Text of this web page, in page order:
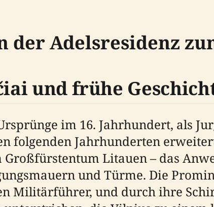
der Adelsresidenz
und frühe
im 16. Jahrhundert, als
folgenden Jahrhunderten
Litauen – das
und Türme. Die
Militärführer, und durch ihre